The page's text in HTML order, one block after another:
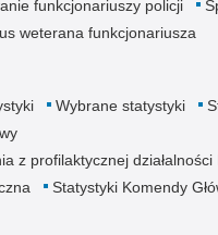
funkcjonariuszy policji
weterana funkcjonariusza
Wybrane statystyki
z profilaktycznej działalności
Statystyki Komendy